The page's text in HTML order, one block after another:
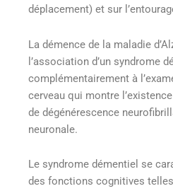
déplacement) et sur
La démence de la maladie
l’association d’un syndrome
complémentairement à
cerveau qui montre
de dégénérescence
neuronale.
Le syndrome démentiel se
des fonctions cognitives